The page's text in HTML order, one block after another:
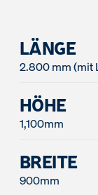
LÄNGE
2.800 mm (mit
HÖHE
1,100mm
BREITE
900mm